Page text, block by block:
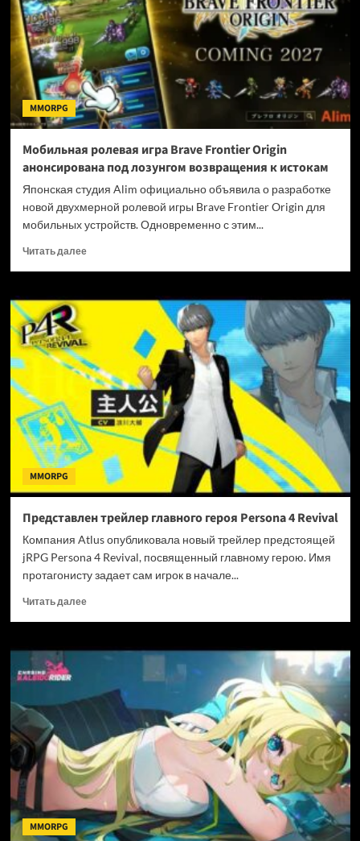
реструктуризации
Xbox
разработчики
Sea
of
Thieves
под
ударом
MMORPG
Мобильная ролевая игра Brave Frontier Origin
анонсирована под лозунгом возвращения к истокам
Японская студия Alim официально объявила о разработке
новой двухмерной ролевой игры Brave Frontier Origin для
мобильных устройств. Одновременно с этим...
Читать далееПрочитать
Brave
Frontier
Origin
анонсирована
под
лозунгом
возвращения
к
истокам
MMORPG
Представлен трейлер главного героя Persona 4 Revival
Компания Atlus опубликовала новый трейлер предстоящей
jRPG Persona 4 Revival, посвященный главному герою. Имя
протагонисту задает сам игрок в начале...
Читать далееПрочитать
героя
Revival
MMORPG